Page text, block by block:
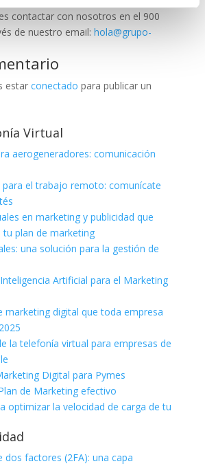
contactar con nosotros en el 900
de nuestro email: hola@grupo-
estar conectado para publicar un
Virtual
aerogeneradores: comunicación
el trabajo remoto: comunícate
en marketing y publicidad que
tu plan de marketing
una solución para la gestión de
Artificial para el Marketing
marketing digital que toda empresa
la telefonía virtual para empresas de
Digital para Pymes
de Marketing efectivo
optimizar la velocidad de carga de tu
dos factores (2FA): una capa